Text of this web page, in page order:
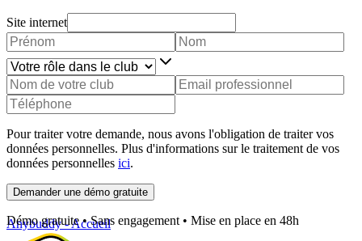
Site internet
Pour traiter votre demande, nous avons l'obligation de traiter vos
données personnelles. Plus d'informations sur le traitement de vos
données personnelles ici.
Demander une démo gratuite
Démo gratuite • Sans engagement • Mise en place en 48h
Anybuddy - Accueil